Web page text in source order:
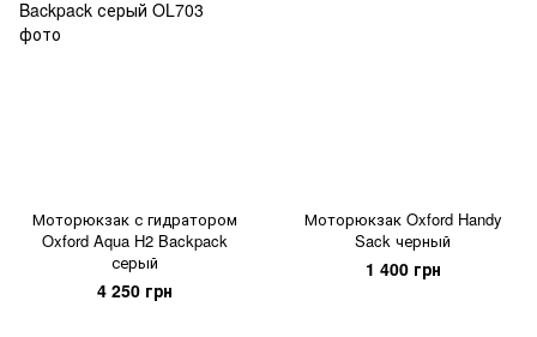
Моторюкзак с гидратором
Oxford Aqua H2 Backpack
серый
4 250 грн
Моторюкзак Oxford Handy
Sack черный
1 400 грн